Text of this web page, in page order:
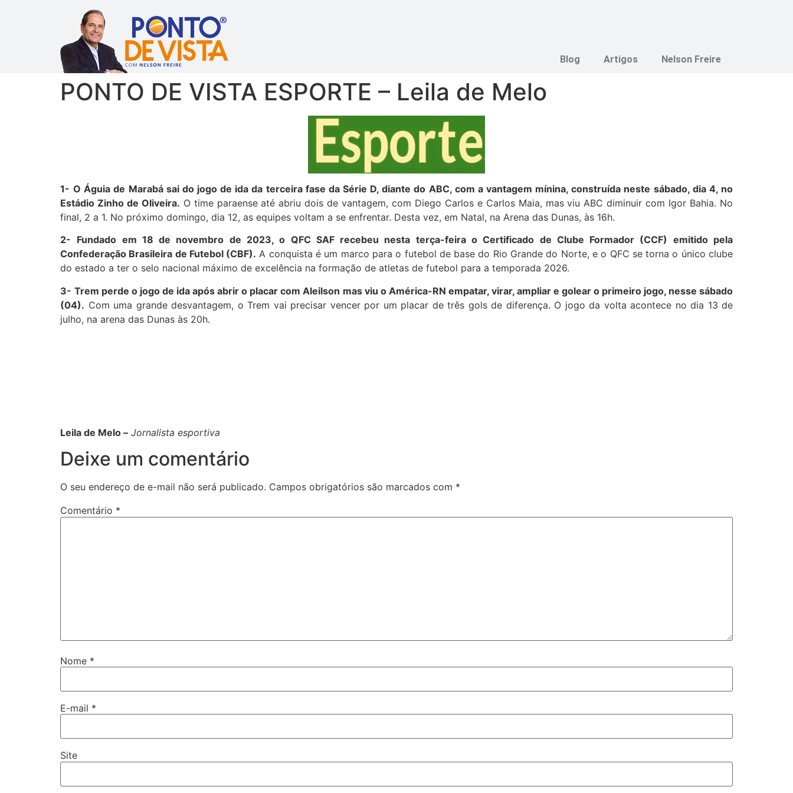
Blog Artigos Nelson Freire
PONTO DE VISTA ESPORTE – Leila de Melo
1- O Águia de Marabá sai do jogo de ida da terceira fase da Série D, diante do ABC, com a vantagem mínina, construída neste sábado, dia 4, no
Estádio Zinho de Oliveira. O time paraense até abriu dois de vantagem, com Diego Carlos e Carlos Maia, mas viu ABC diminuir com Igor Bahia. No
final, 2 a 1. No próximo domingo, dia 12, as equipes voltam a se enfrentar. Desta vez, em Natal, na Arena das Dunas, às 16h.
2- Fundado em 18 de novembro de 2023, o QFC SAF recebeu nesta terça-feira o Certificado de Clube Formador (CCF) emitido pela
Confederação Brasileira de Futebol (CBF). A conquista é um marco para o futebol de base do Rio Grande do Norte, e o QFC se tornao único clube
do estado a ter o selo nacional máximo de excelência na formação de atletas de futebol para a temporada 2026.
3- Trem perde o jogo de ida após abrir o placar com Aleilson mas viu o América-RN empatar, virar, ampliar e golear o primeiro jogo, nesse sábado
(04). Com uma grande desvantagem, o Trem vai precisar vencer por um placar de três gols de diferença. O jogo da volta acontece no dia 13 de
julho, na arena das Dunas às 20h.
Leila de Melo – Jornalista esportiva
Deixe um comentário
O seu endereço de e-mail não será publicado. Campos obrigatórios são marcados com *
Comentário *
Nome *
E-mail *
Site